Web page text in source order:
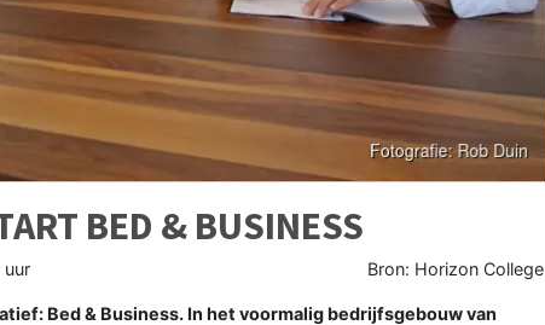
BED & BUSINESS
uur Bron: Horizon College
Bed & Business. In het voormalig bedrijfsgebouw van